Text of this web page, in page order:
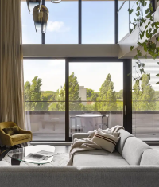
Cabanes
Decoration
Quelques Photos
La Semaine
Méli-Mélo Suédois
Publi
Scandinaves
Votre Signe Astrologique
Du Jour
Loft
Écologique
House